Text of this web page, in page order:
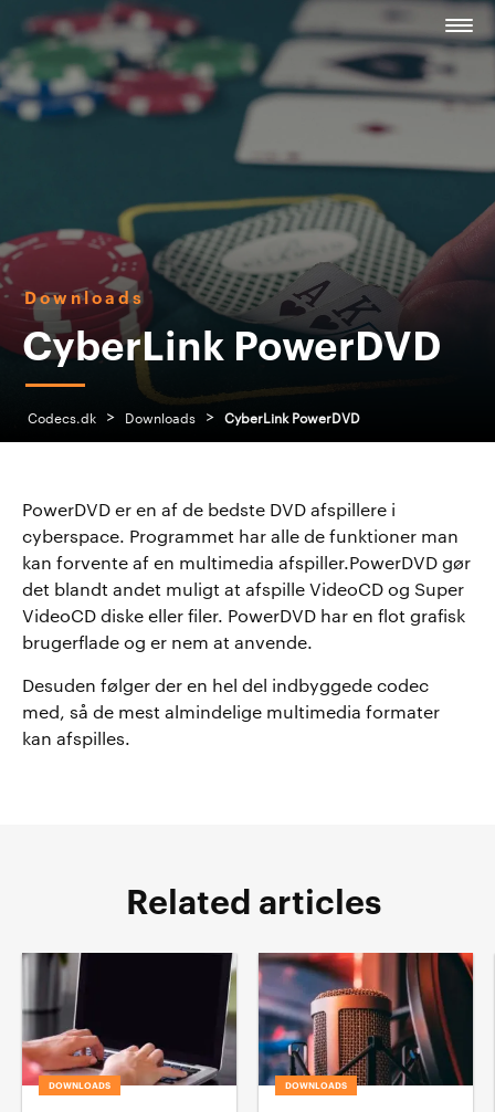
Downloads
CyberLink PowerDVD
Codecs.dk > Downloads > CyberLink PowerDVD
PowerDVD er en af de bedste DVD afspillere i
cyberspace. Programmet har alle de funktioner man
kan forvente af en multimedia afspiller.PowerDVD gør
det blandt andet muligt at afspille VideoCD og Super
VideoCD diske eller filer. PowerDVD har en flot grafisk
brugerflade og er nem at anvende.
Desuden følger der en hel del indbyggede codec
med, så de mest almindelige multimedia formater
kan afspilles.
Related articles
DOWNLOADS DOWNLOADS